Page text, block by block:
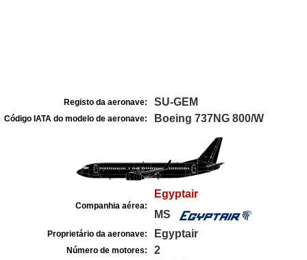
Registo da aeronave: SU-GEM
Código IATA do modelo de aeronave: Boeing 737NG 800/W
Companhia aérea:
Egyptair
MS
Proprietário da aeronave: Egyptair
Número de motores: 2